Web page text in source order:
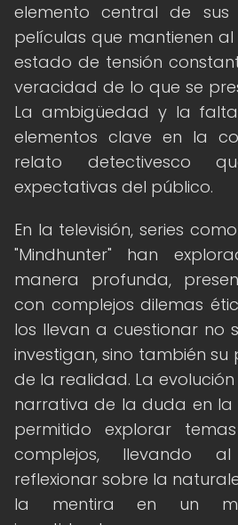
elemento central de sus
películas que mantienen
estado de tensión
veracidad de lo que se
La ambigüedad y la
elementos clave en la
relato detectivesco
expectativas del público.
En la televisión, series
"Mindhunter" han
manera profunda,
con complejos dilemas
los llevan a cuestionar no
investigan, sino también
de la realidad. La
narrativa de la duda en
permitido explorar
complejos, llevando
reflexionar sobre la
la mentira en un